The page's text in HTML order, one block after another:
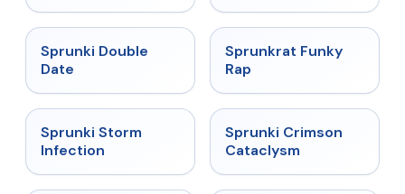
★
Sprunki Double
Date
★ 4.7
Sprunkrat Funky
Rap
★
Sprunki Storm
Infection
★ 4.7
Sprunki Crimson
Cataclysm